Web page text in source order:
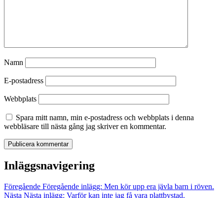
Namn
E-postadress
Webbplats
Spara mitt namn, min e-postadress och webbplats i denna
webbläsare till nästa gång jag skriver en kommentar.
Inläggsnavigering
Föregående Föregående inlägg: Men kör upp era jävla barn i röven.
Nästa Nästa inlägg: Varför kan inte jag få vara plattbystad.